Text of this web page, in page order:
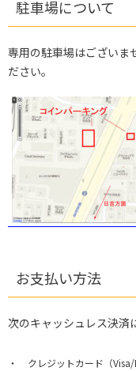
駐車場について
専用の駐車場はございま
ださい。
お支払い方法
次のキャッシュレス決済
クレジットカード（